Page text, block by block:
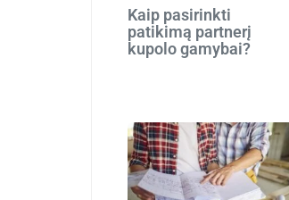
Kaip pasirinkti
patikimą partnerį
kupolo gamybai?